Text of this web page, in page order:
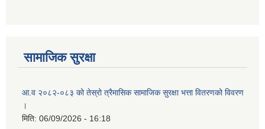
सामाजिक सुरक्षा
आ.व २०८२-०८३ को तेस्रो त्रैमासिक सामाजिक सुरक्षा भत्ता वितरणको विवरण
।
मिति: 06/09/2026 - 16:18